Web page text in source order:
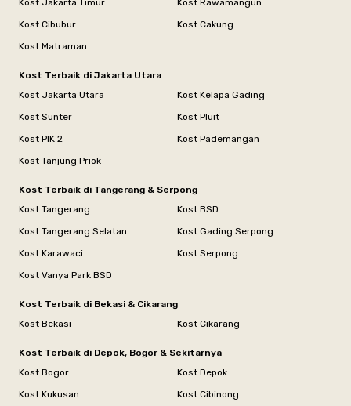
Kost Cibubur
Kost Cakung
Kost Matraman
Kost Terbaik di Jakarta Utara
Kost Jakarta Utara
Kost Kelapa Gading
Kost Sunter
Kost Pluit
Kost PIK 2
Kost Pademangan
Kost Tanjung Priok
Kost Terbaik di Tangerang & Serpong
Kost Tangerang
Kost BSD
Kost Tangerang Selatan
Kost Gading Serpong
Kost Karawaci
Kost Serpong
Kost Vanya Park BSD
Kost Terbaik di Bekasi & Cikarang
Kost Bekasi
Kost Cikarang
Kost Terbaik di Depok, Bogor & Sekitarnya
Kost Bogor
Kost Depok
Kost Kukusan
Kost Cibinong